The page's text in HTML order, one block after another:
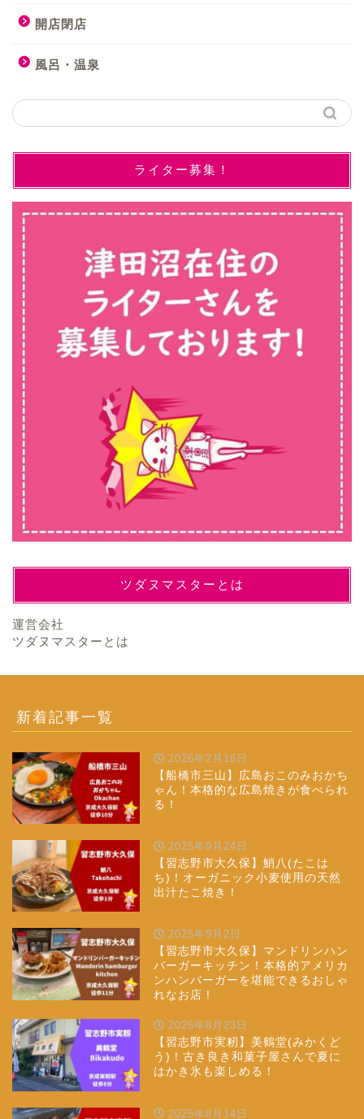
開店閉店
風呂・温泉
ライター募集！
ツダヌマスターとは
運営会社
ツダヌマスターとは
新着記事一覧
2026年2月16日
【船橋市三山】広島おこのみおかち
ゃん！本格的な広島焼きが食べられ
る！
2025年9月24日
【習志野市大久保】鮹八(たこは
ち)！オーガニック小麦使用の天然
出汁たこ焼き！
2025年9月2日
【習志野市大久保】マンドリンハン
バーガーキッチン！本格的アメリカ
ンハンバーガーを堪能できるおしゃ
れなお店！
2025年8月23日
【習志野市実籾】美鶴堂(みかくど
う)！古き良き和菓子屋さんで夏に
はかき氷も楽しめる！
2025年8月14日